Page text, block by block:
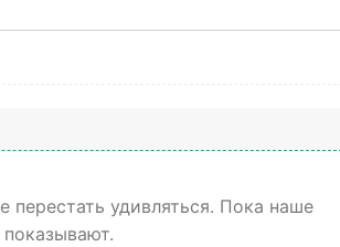
удивляться. Пока наше